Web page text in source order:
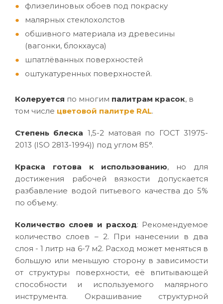
флизелиновых обоев под покраску
малярных стеклохолстов
обшивного материала из древесины
(вагонки, блокхауса)
шпатлёванных поверхностей
оштукатуренных поверхностей.
Колеруется по многим палитрам красок, в
том числе цветовой палитре RAL.
Степень блеска 1,5-2 матовая по ГОСТ 31975-
2013 (ISO 2813-1994)) под углом 85°.
Краска готова к использованию, но для
достижения рабочей вязкости допускается
разбавление водой питьевого качества до 5%
по объему.
Количество слоев и расход: Рекомендуемое
количество слоев – 2. При нанесении в два
слоя - 1 литр на 6-7 м2. Расход может меняться в
большую или меньшую сторону в зависимости
от структуры поверхности, её впитывающей
способности и используемого малярного
инструмента. Окрашивание структурной